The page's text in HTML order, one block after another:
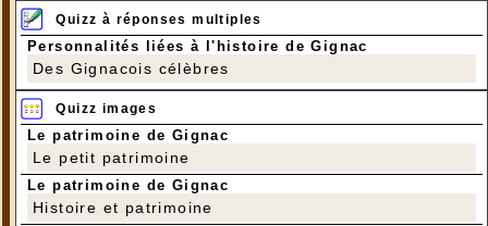
Quizz à réponses multiples
Personnalités liées à l'histoire de Gignac
Des Gignacois célèbres
Quizz images
Le patrimoine de Gignac
Le petit patrimoine
Le patrimoine de Gignac
Histoire et patrimoine